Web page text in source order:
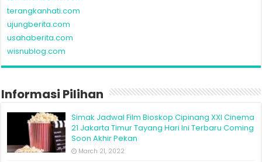
terangkanhati.com
ujungberita.com
usahaberita.com
wisnublog.com
Informasi Pilihan
Simak Jadwal Film Bioskop Cipinang XXI Cinema
21 Jakarta Timur Tayang Hari Ini Terbaru Coming
Soon Akhir Pekan
March 21, 2022